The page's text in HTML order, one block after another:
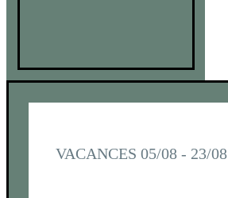
VACANCES 05/08 - 23/08